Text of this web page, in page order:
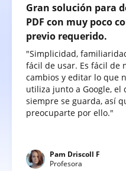
Gran solución para
PDF con muy poco
previo requerido.
"Simplicidad,
fácil de usar. Es fácil de
cambios y editar lo que
utiliza junto a Google, el
siempre se guarda, así
preocuparte por ello."
Pam Driscoll F
Profesora